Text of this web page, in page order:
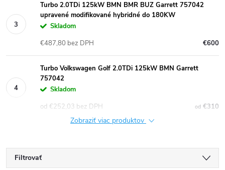
Turbo 2.0TDi 125kW BMN BMR BUZ Garrett 757042
upravené modifikované hybridné do 180KW
Skladom
€600
€487,80 bez DPH
Turbo Volkswagen Golf 2.0TDi 125kW BMN Garrett
757042
Skladom
od€310
od €252,03 bez DPH
Zobraziť viac produktov
Filtrovať